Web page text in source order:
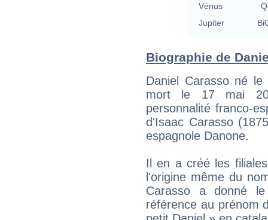
Vénus
Jupiter
Biographie de
Daniel Carasso né
mort le 17 mai
personnalité franco-
d'Isaac Carasso
espagnole Danone.
Il en a créé les
l'origine même du
Carasso a donné
référence au prénom